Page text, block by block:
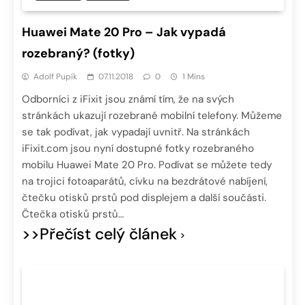
Huawei Mate 20 Pro – Jak vypadá
rozebraný? (fotky)
Adolf Pupík 07.11.2018 0 1 Mins
Odborníci z iFixit jsou známí tím, že na svých
stránkách ukazují rozebrané mobilní telefony. Můžeme
se tak podívat, jak vypadají uvnitř. Na stránkách
iFixit.com jsou nyní dostupné fotky rozebraného
mobilu Huawei Mate 20 Pro. Podívat se můžete tedy
na trojici fotoaparátů, cívku na bezdrátové nabíjení,
čtečku otisků prstů pod displejem a další součásti.
Čtečka otisků prstů…
>>Přečíst celý článek